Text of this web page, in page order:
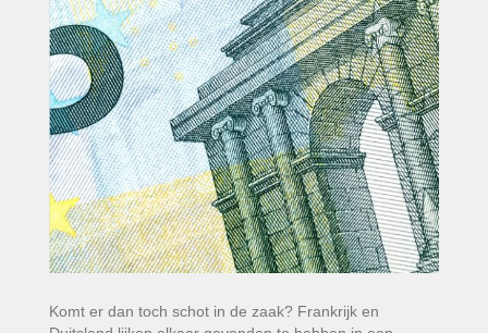
Komt er dan toch schot in de zaak? Frankrijk en